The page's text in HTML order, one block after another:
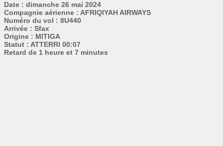
Date : dimanche 26 mai 2024
Compagnie aérienne : AFRIQIYAH AIRWAYS
Numéro du vol : 8U440
Arrivée : Sfax
Origine : MITIGA
Statut : ATTERRI 00:07
Retard de 1 heure et 7 minutes